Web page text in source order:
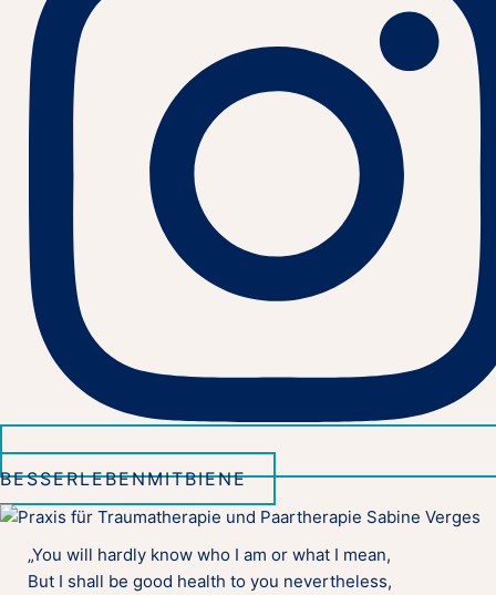
BESSERLEBENMITBIENE
„You will hardly know who I am or what I mean,
But I shall be good health to you nevertheless,